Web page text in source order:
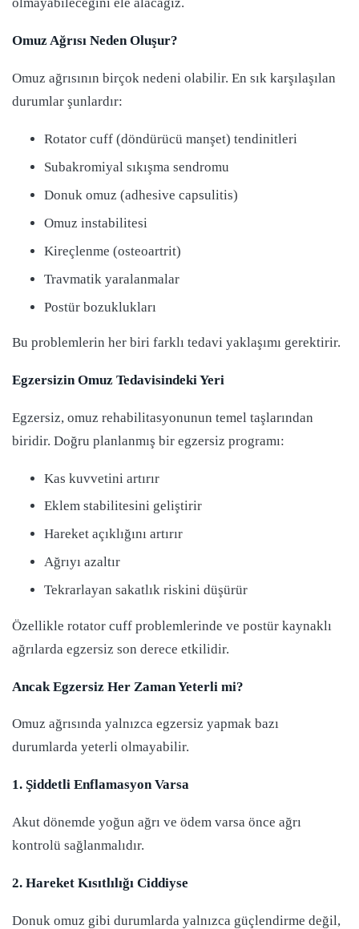
olmayabileceğini ele alacağız.
Omuz Ağrısı Neden Oluşur?
Omuz ağrısının birçok nedeni olabilir. En sık karşılaşılan
durumlar şunlardır:
Rotator cuff (döndürücü manşet) tendinitleri
Subakromiyal sıkışma sendromu
Donuk omuz (adhesive capsulitis)
Omuz instabilitesi
Kireçlenme (osteoartrit)
Travmatik yaralanmalar
Postür bozuklukları
Bu problemlerin her biri farklı tedavi yaklaşımı gerektirir.
Egzersizin Omuz Tedavisindeki Yeri
Egzersiz, omuz rehabilitasyonunun temel taşlarından
biridir. Doğru planlanmış bir egzersiz programı:
Kas kuvvetini artırır
Eklem stabilitesini geliştirir
Hareket açıklığını artırır
Ağrıyı azaltır
Tekrarlayan sakatlık riskini düşürür
Özellikle rotator cuff problemlerinde ve postür kaynaklı
ağrılarda egzersiz son derece etkilidir.
Ancak Egzersiz Her Zaman Yeterli mi?
Omuz ağrısında yalnızca egzersiz yapmak bazı
durumlarda yeterli olmayabilir.
1. Şiddetli Enflamasyon Varsa
Akut dönemde yoğun ağrı ve ödem varsa önce ağrı
kontrolü sağlanmalıdır.
2. Hareket Kısıtlılığı Ciddiyse
Donuk omuz gibi durumlarda yalnızca güçlendirme değil,